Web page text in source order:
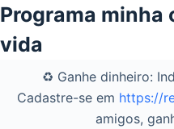
Pular
o
conteúdo
Programa minha
vida
♻️ Ganhe dinheiro:
Cadastre-se em https://
amigos,